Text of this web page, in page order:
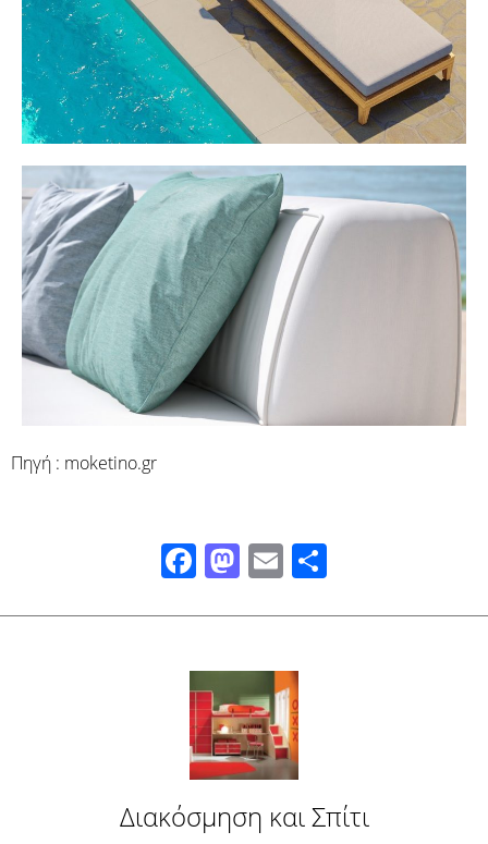
Πηγή : moketino.gr
Facebook
Mastodon
Email
Διακόσμηση και Σπίτι